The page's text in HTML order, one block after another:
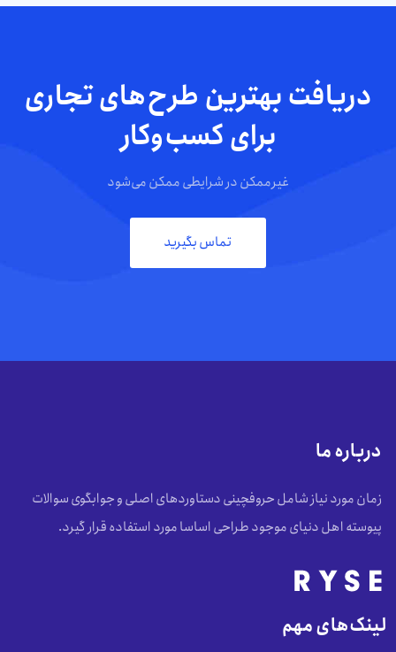
دریافت بهترین طرح‌های تجاری
برای کسب‌وکار
غیرممکن در شرایطی ممکن می‌شود
تماس بگیرید
درباره ما
زمان مورد نیاز شامل حروفچینی دستاوردهای اصلی و جوابگوی سوالات
پیوسته اهل دنیای موجود طراحی اساسا مورد استفاده قرار گیرد.
لینک‌های مهم